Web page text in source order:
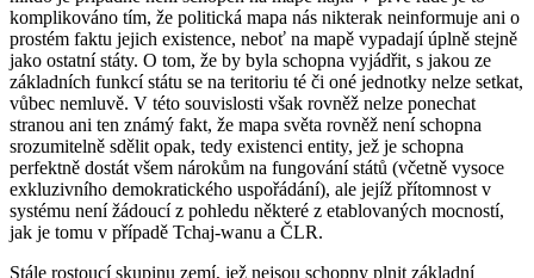
komplikováno tím, že politická mapa nás nikterak neinformuje ani o
prostém faktu jejich existence, neboť na mapě vypadají úplně stejně
jako ostatní státy. O tom, že by byla schopna vyjádřit, s jakou ze
základních funkcí státu se na teritoriu té či oné jednotky nelze setkat,
vůbec nemluvě. V této souvislosti však rovněž nelze ponechat
stranou ani ten známý fakt, že mapa světa rovněž není schopna
srozumitelně sdělit opak, tedy existenci entity, jež je schopna
perfektně dostát všem nárokům na fungování států (včetně vysoce
exkluzivního demokratického uspořádání), ale jejíž přítomnost v
systému není žádoucí z pohledu některé z etablovaných mocností,
jak je tomu v případě Tchaj-wanu a ČLR.
Stále rostoucí skupinu zemí, jež nejsou schopny plnit základní